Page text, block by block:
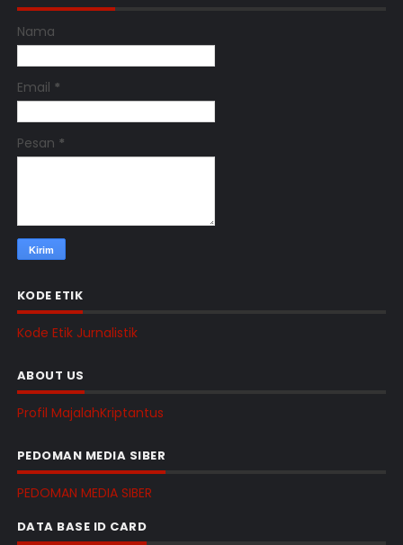
Nama
Email *
Pesan *
KODE ETIK
Kode Etik Jurnalistik
ABOUT US
Profil MajalahKriptantus
PEDOMAN MEDIA SIBER
PEDOMAN MEDIA SIBER
DATA BASE ID CARD